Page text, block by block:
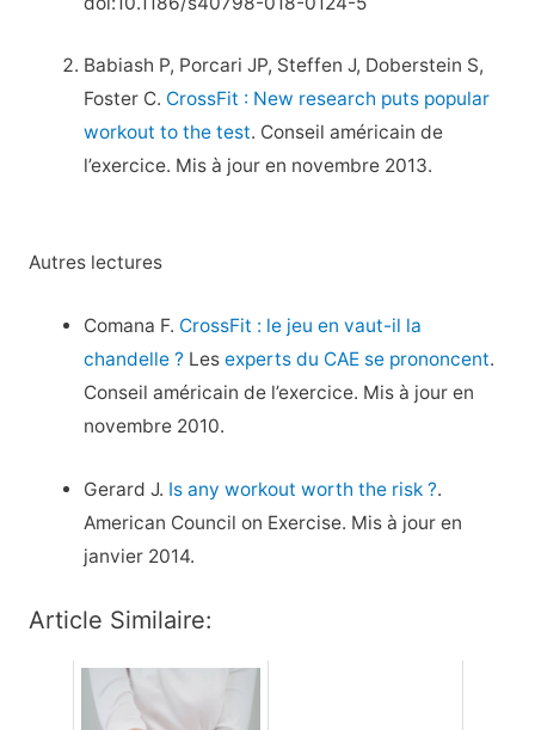
Babiash P, Porcari JP, Steffen J, Doberstein S,
Foster C. CrossFit : New research puts popular
workout to the test. Conseil américain de
l’exercice. Mis à jour en novembre 2013.
Autres lectures
Comana F. CrossFit : le jeu en vaut-il la
chandelle ? Lesexperts du CAE se prononcent.
Conseil américain de l’exercice. Mis à jour en
novembre 2010.
Gerard J. Is any workout worth the risk ?.
American Council on Exercise. Mis à jour en
janvier 2014.
Article Similaire: